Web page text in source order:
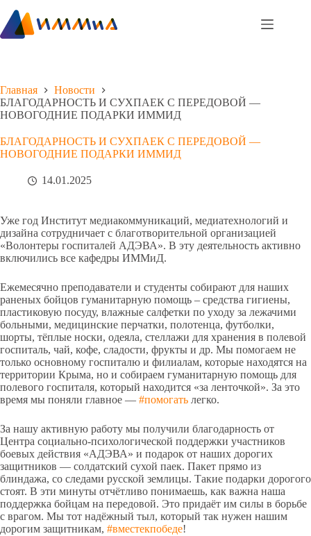
сути
Главная
Новости
БЛАГОДАРНОСТЬ И СУХПАЕК С ПЕРЕДОВОЙ —
НОВОГОДНИЕ ПОДАРКИ ИММИД
БЛАГОДАРНОСТЬ И СУХПАЕК С ПЕРЕДОВОЙ —
НОВОГОДНИЕ ПОДАРКИ ИММИД
14.01.2025
Уже год Институт медиакоммуникаций, медиатехнологий и
дизайна сотрудничает с благотворительной организацией
«Волонтеры госпиталей АДЭВА». В эту деятельность активно
включились все кафедры ИММиД.
Ежемесячно преподаватели и студенты собирают для наших
раненых бойцов гуманитарную помощь – средства гигиены,
пластиковую посуду, влажные салфетки по уходу за лежачими
больными, медицинские перчатки, полотенца, футболки,
шорты, тёплые носки, одеяла, стеллажи для хранения в полевой
госпиталь, чай, кофе, сладости, фрукты и др. Мы помогаем не
только основному госпиталю и филиалам, которые находятся на
территории Крыма, но и собираем гуманитарную помощь для
полевого госпиталя, который находится «за ленточкой». За это
время мы поняли главное — #помогать легко.
За нашу активную работу мы получили благодарность от
Центра социально-психологической поддержки участников
боевых действия «АДЭВА» и подарок от наших дорогих
защитников — солдатский сухой паек. Пакет прямо из
блиндажа, со следами русской землицы. Такие подарки дорогого
стоят. В эти минуты отчётливо понимаешь, как важна наша
поддержка бойцам на передовой. Это придаёт им силы в борьбе
с врагом. Мы тот надёжный тыл, который так нужен нашим
дорогим защитникам, #вместекпобеде!